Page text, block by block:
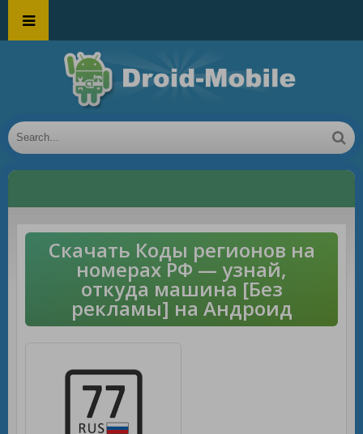
Скачать Коды регионов на
номерах РФ — узнай,
откуда машина [Без
рекламы] на Андроид